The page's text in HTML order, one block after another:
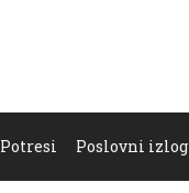
Potresi Poslovni izlog